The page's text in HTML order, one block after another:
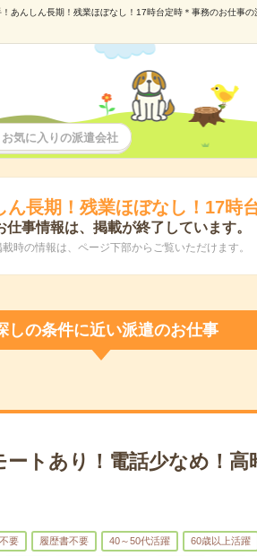
！あんしん長期！残業ほぼなし！17時台定時＊事務のお仕事
お気に入りの派遣会社
ん長期！残業ほぼなし！17時
仕事情報は、掲載が終了しています。
時の情報は、ページ下部からご覧いただけます。
しの条件に近い派遣のお仕事
ートあり！電話少なめ！高
要 履歴書不要 40～50代活躍 60歳以上活躍